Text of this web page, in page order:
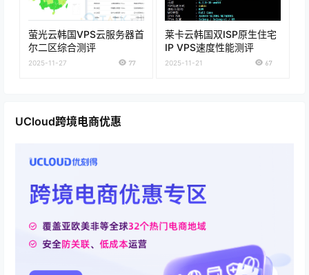
萤光云韩国VPS云服务器首
尔二区综合测评
2025-11-27 77
莱卡云韩国双ISP原生住宅
IP VPS速度性能测评
2025-11-21 67
UCloud跨境电商优惠